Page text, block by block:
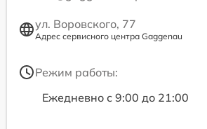
ул. Воровского, 77
Адрес сервисного центра Gaggenau
Режим работы:
Ежедневно с 9:00 до 21:00